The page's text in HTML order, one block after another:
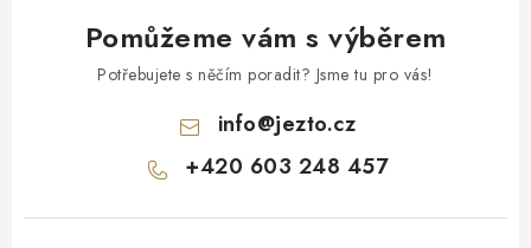
Pomůžeme vám s výběrem
Potřebujete s něčím poradit? Jsme tu pro vás!
info@jezto.cz
+420 603 248 457